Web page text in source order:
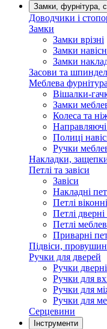
Замки, фурнітура,
Доводчики і
Замки
Замки врізні
Замки
Замки
Засови та
Меблева фурнітура
Вішалки-
Замки
Колеса та
Полиці
Ручки
Накладки,
Петлі та завіси
Завіси
Накладні
Петлі віконні
Петлі дверні
Петлі
Приварні
Підвіси,
Ручки для дверей
Ручки
Ручки для
Ручки для
Ручки для
Серцевини
Інструменти